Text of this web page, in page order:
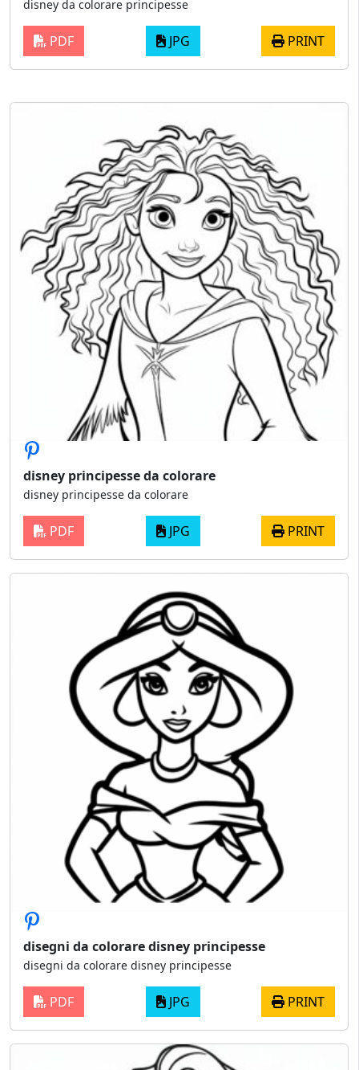
disney da colorare principesse
PDF JPG PRINT
disney principesse da colorare
disney principesse da colorare
PDF JPG PRINT
disegni da colorare disney principesse
disegni da colorare disney principesse
PDF JPG PRINT